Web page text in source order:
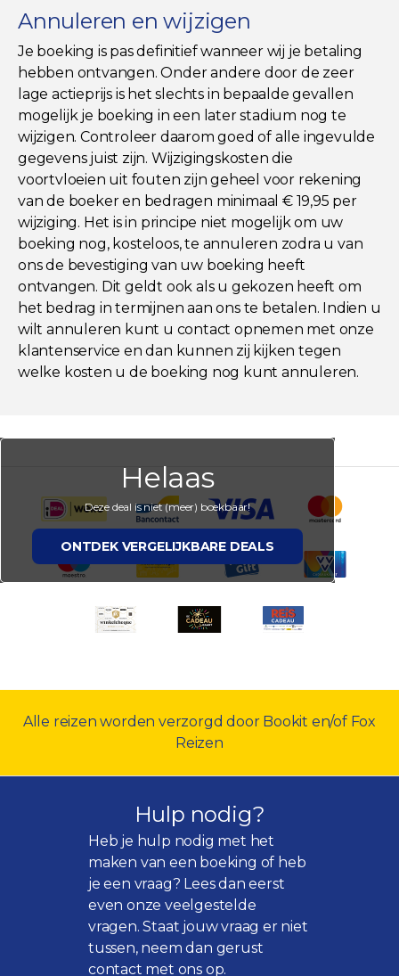
Annuleren en wijzigen
Je boeking is pas definitief wanneer wij je betaling
hebben ontvangen. Onder andere door de zeer
lage actieprijs is het slechts in bepaalde gevallen
mogelijk je boeking in een later stadium nog te
wijzigen. Controleer daarom goed of alle ingevulde
gegevens juist zijn. Wijzigingskosten die
voortvloeien uit fouten zijn geheel voor rekening
van de boeker en bedragen minimaal € 19,95 per
wijziging. Het is in principe niet mogelijk om uw
boeking nog, kosteloos, te annuleren zodra u van
ons de bevestiging van uw boeking heeft
ontvangen. Dit geldt ook als u gekozen heeft om
het bedrag in termijnen aan ons te betalen. Indien u
wilt annuleren kunt u contact opnemen met onze
klantenservice en dan kunnen zij kijken tegen
welke kosten u de boeking nog kunt annuleren.
Helaas
Deze deal is niet (meer) boekbaar!
ONTDEK VERGELIJKBARE DEALS
Alle reizen worden verzorgd door Bookit en/of Fox
Reizen
Hulp nodig?
Heb je hulp nodig met het
maken van een boeking of heb
je een vraag? Lees dan eerst
even onzeveelgestelde
vragen. Staat jouw vraag er niet
tussen, neem dan gerust
contact met ons op.